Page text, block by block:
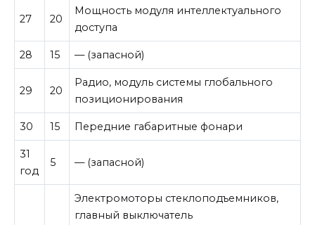
27 20
Мощность модуля интеллектуального
доступа
28 15 — (запасной)
29 20
Радио, модуль системы глобального
позиционирования
30 15 Передние габаритные фонари
31
год
5 — (запасной)
Электромоторы стеклоподъемников,
главный выключатель